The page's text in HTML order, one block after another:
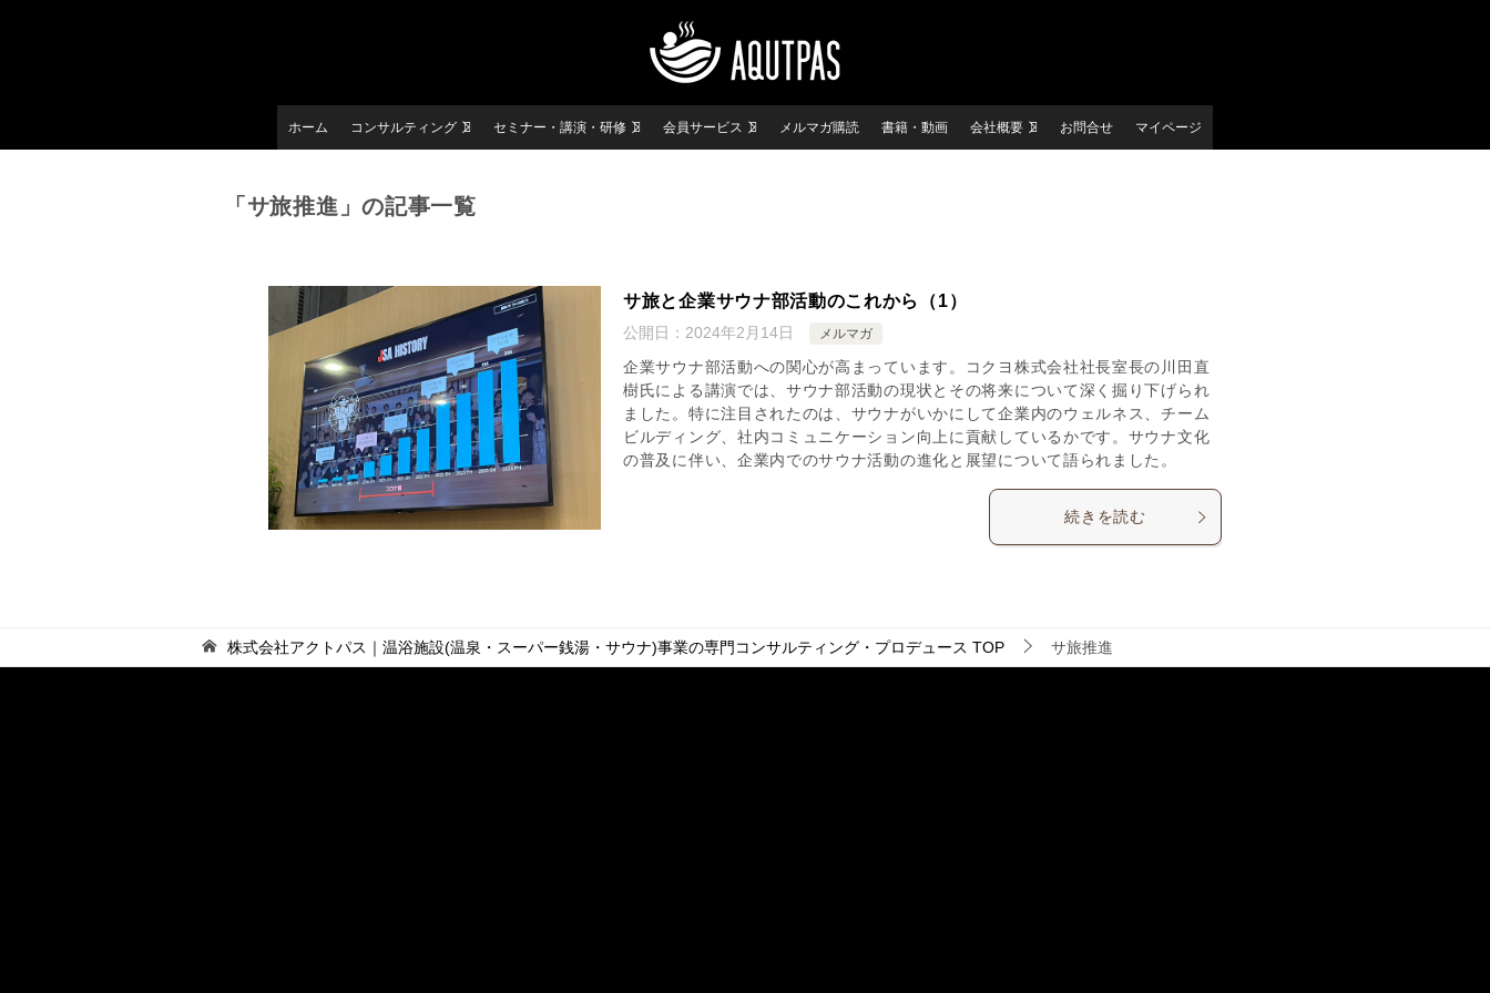
ホーム コンサルティング セミナー・講演・研修 会員サービス メルマガ購読 書籍・動画 会社概要 お問合せ マイページ
「サ旅推進」の記事一覧
サ旅と企業サウナ部活動のこれから（1）
公開日： 2024年2月14日 メルマガ
企業サウナ部活動への関心が高まっています。コクヨ株式会社社長室長の川田直
樹氏による講演では、サウナ部活動の現状とその将来について深く掘り下げられ
ました。特に注目されたのは、サウナがいかにして企業内のウェルネス、チーム
ビルディング、社内コミュニケーション向上に貢献しているかです。サウナ文化
の普及に伴い、企業内でのサウナ活動の進化と展望について語られました。
続きを読む
株式会社アクトパス｜温浴施設(温泉・スーパー銭湯・サウナ)事業の専門コンサルティング・プロデュース TOP サ旅推進